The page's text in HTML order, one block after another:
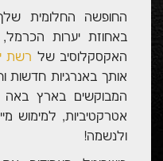
החופשה החלומית
באחוזת יערות
האקסקלוסיב של רשת
אותך באנרגיות חדשות
המבוקשים בארץ
אטרקטיביות, למימוש
ולנשמה!